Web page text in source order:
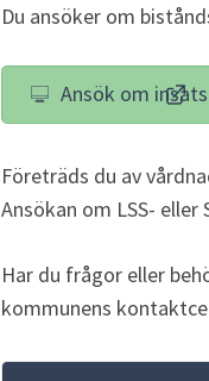
Du ansöker om
Ansök om
Företräds du av
Ansökan om LSS-
Har du frågor eller
kommunens